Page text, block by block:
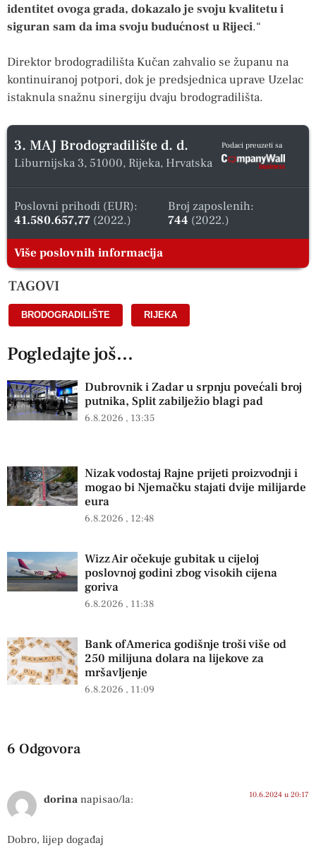
identitet ovoga grada, dokazalo je svoju kvalitetu i
siguran sam da ima svoju budućnost u Rijeci.“
Direktor brodogradilišta Kučan zahvalio se županu na
kontinuiranoj potpori, dok je predsjednica uprave Uzelac
istaknula snažnu sinergiju dvaju brodogradilišta.
3. MAJ Brodogradilište d. d.
Liburnijska 3, 51000, Rijeka, Hrvatska
Podaci preuzeti sa
Poslovni prihodi (EUR):
41.580.657,77 (2022.)
Broj zaposlenih:
744 (2022.)
Više poslovnih informacija
TAGOVI
BRODOGRADILIŠTE RIJEKA
Pogledajte još...
Dubrovnik i Zadar u srpnju povećali broj
putnika, Split zabilježio blagi pad
6.8.2026 13:35
Nizak vodostaj Rajne prijeti proizvodnji i
mogao bi Njemačku stajati dvije milijarde
eura
6.8.2026 12:48
Wizz Air očekuje gubitak u cijeloj
poslovnoj godini zbog visokih cijena
goriva
6.8.2026 11:38
Bank of America godišnje troši više od
250 milijuna dolara na lijekove za
mršavljenje
6.8.2026 11:09
6 Odgovora
dorina napisao/la: 10.6.2024 u 20:17
Dobro, lijep događaj